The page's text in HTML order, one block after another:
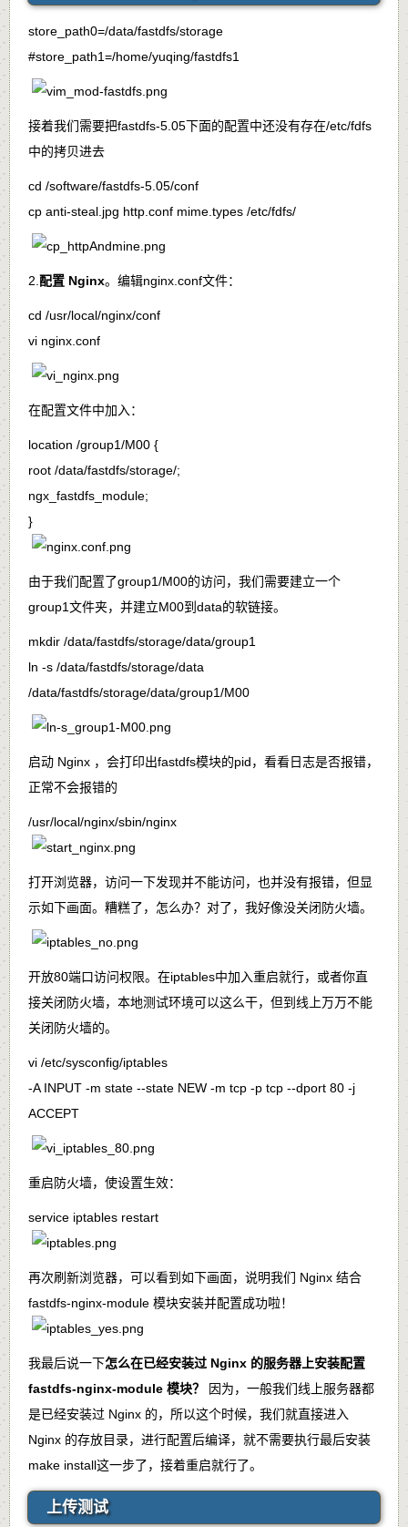
store_path0=/data/fastdfs/storage
#store_path1=/home/yuqing/fastdfs1
接着我们需要把fastdfs-5.05下面的配置中还没有存在/etc/fdfs
中的拷贝进去
cd /software/fastdfs-5.05/conf
cp anti-steal.jpg http.conf mime.types /etc/fdfs/
2. 配置 Nginx。编辑nginx.conf文件：
cd /usr/local/nginx/conf
vi nginx.conf
在配置文件中加入：
location /group1/M00 {
root /data/fastdfs/storage/;
ngx_fastdfs_module;
}
由于我们配置了group1/M00的访问，我们需要建立一个
group1文件夹，并建立M00到data的软链接。
mkdir /data/fastdfs/storage/data/group1
ln -s /data/fastdfs/storage/data
/data/fastdfs/storage/data/group1/M00
启动 Nginx ，会打印出fastdfs模块的pid，看看日志是否报错，
正常不会报错的
/usr/local/nginx/sbin/nginx
打开浏览器，访问一下发现并不能访问，也并没有报错，但显
示如下画面。糟糕了，怎么办？对了，我好像没关闭防火墙。
开放80端口访问权限。在iptables中加入重启就行，或者你直
接关闭防火墙，本地测试环境可以这么干，但到线上万万不能
关闭防火墙的。
vi /etc/sysconfig/iptables
-A INPUT -m state --state NEW -m tcp -p tcp --dport 80 -j
ACCEPT
重启防火墙，使设置生效：
service iptables restart
再次刷新浏览器，可以看到如下画面，说明我们 Nginx 结合
fastdfs-nginx-module 模块安装并配置成功啦！
我最后说一下怎么在已经安装过 Nginx 的服务器上安装配置
fastdfs-nginx-module 模块？
因为，一般我们线上服务器都
是已经安装过 Nginx 的，所以这个时候，我们就直接进入
Nginx 的存放目录，进行配置后编译，就不需要执行最后安装
make install这一步了，接着重启就行了。
上传测试